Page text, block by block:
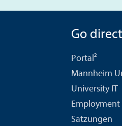
Go
Portal²
Mannheim
University IT
Satzungen